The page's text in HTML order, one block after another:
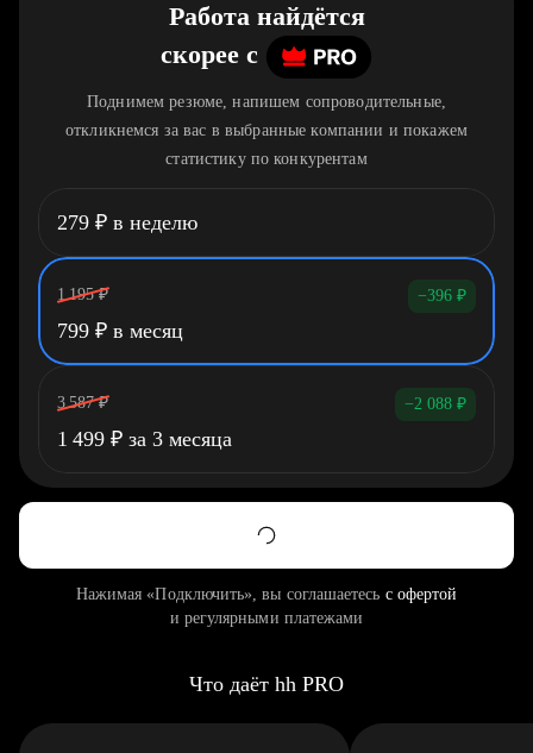
Работа найдётся
скорее c
Поднимем резюме, напишем сопроводительные,
откликнемся за вас в выбранные компании и покажем
статистику по конкурентам
279 ₽ в неделю
1 195 ₽ −396 ₽
799 ₽ в месяц
3 587 ₽ −2 088 ₽
1 499 ₽ за 3 месяца
Нажимая «Подключить», вы соглашаетесь с офертой
и регулярными платежами
Что даёт hh PRO